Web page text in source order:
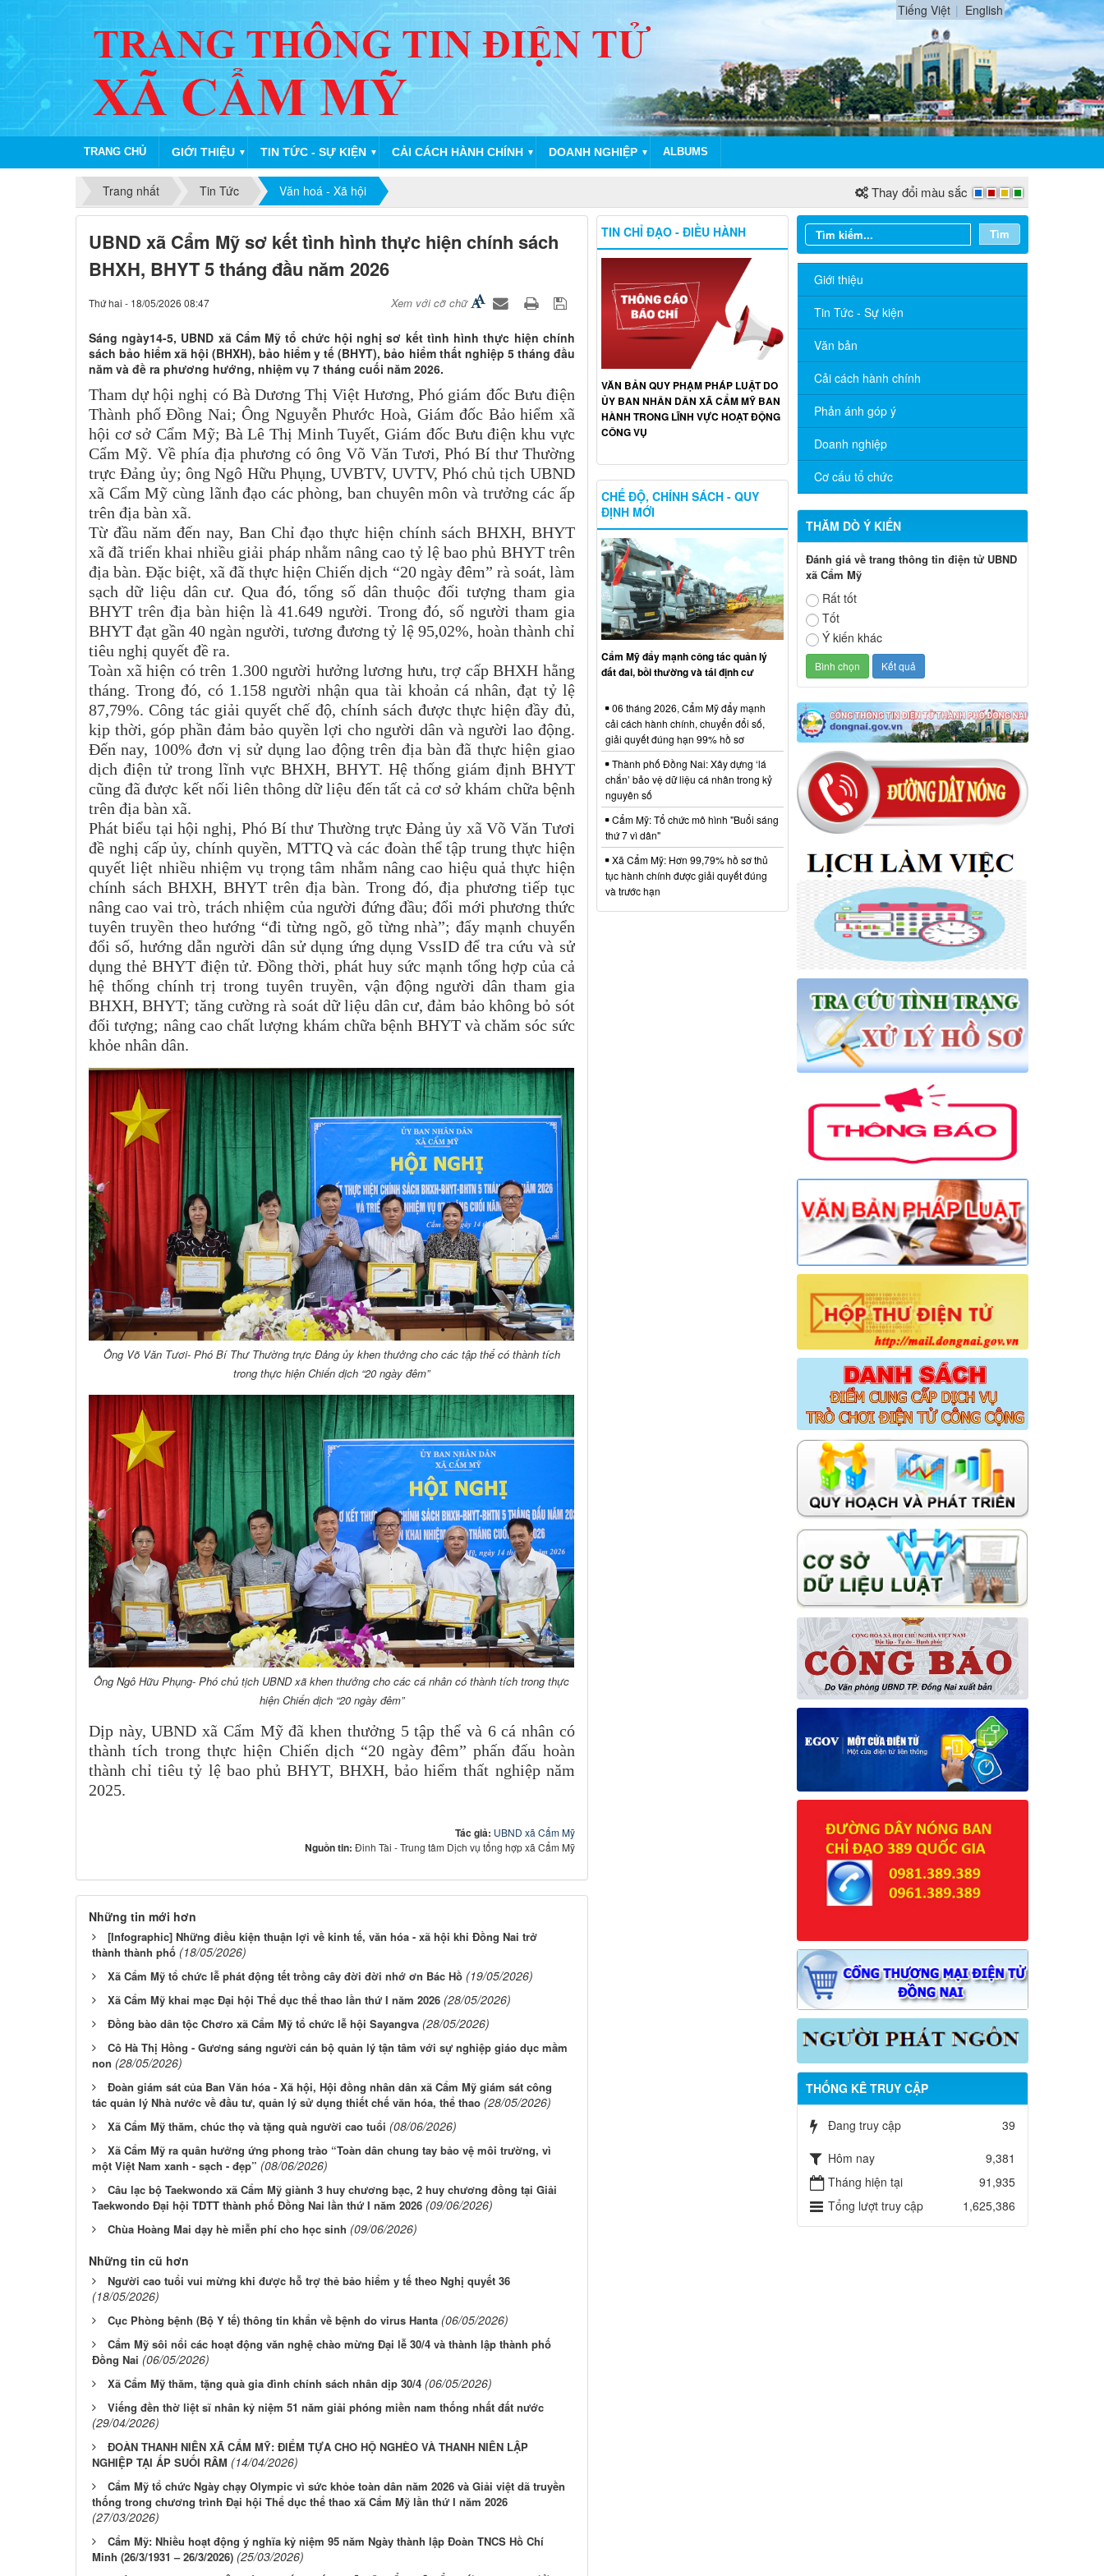
Tiếng Việt English
TRANG CHỦ GIỚI THIỆU ▼ TIN TỨC - SỰ KIỆN ▼ CẢI CÁCH HÀNH CHÍNH ▼ DOANH NGHIỆP ▼ ALBUMS
Trang nhất Tin Tức Văn hoá - Xã hội Thay đổi màu sắc
UBND xã Cẩm Mỹ sơ kết tình hình thực hiện chính sách
BHXH, BHYT 5 tháng đầu năm 2026
Thứ hai - 18/05/2026 08:47 Xem với cỡ chữ
Sáng ngày14-5, UBND xã Cẩm Mỹ tổ chức hội nghị sơ kết tình hình thực hiện chính
sách bảo hiểm xã hội (BHXH), bảo hiểm y tế (BHYT), bảo hiểm thất nghiệp 5 tháng đầu
năm và đề ra phương hướng, nhiệm vụ 7 tháng cuối năm 2026.
Tham dự hội nghị có Bà Dương Thị Việt Hương, Phó giám đốc Bưu điện
Thành phố Đồng Nai; Ông Nguyễn Phước Hoà, Giám đốc Bảo hiểm xã
hội cơ sở Cẩm Mỹ; Bà Lê Thị Minh Tuyết, Giám đốc Bưu điện khu vực
Cẩm Mỹ. Về phía địa phương có ông Võ Văn Tươi, Phó Bí thư Thường
trực Đảng ủy; ông Ngô Hữu Phụng, UVBTV, UVTV, Phó chủ tịch UBND
xã Cẩm Mỹ cùng lãnh đạo các phòng, ban chuyên môn và trưởng các ấp
trên địa bàn xã.
Từ đầu năm đến nay, Ban Chỉ đạo thực hiện chính sách BHXH, BHYT
xã đã triển khai nhiều giải pháp nhằm nâng cao tỷ lệ bao phủ BHYT trên
địa bàn. Đặc biệt, xã đã thực hiện Chiến dịch “20 ngày đêm” rà soát, làm
sạch dữ liệu dân cư. Qua đó, tổng số dân thuộc đối tượng tham gia
BHYT trên địa bàn hiện là 41.649 người. Trong đó, số người tham gia
BHYT đạt gần 40 ngàn người, tương đương tỷ lệ 95,02%, hoàn thành chỉ
tiêu nghị quyết đề ra.
Toàn xã hiện có trên 1.300 người hưởng lương hưu, trợ cấp BHXH hằng
tháng. Trong đó, có 1.158 người nhận qua tài khoản cá nhân, đạt tỷ lệ
87,79%. Công tác giải quyết chế độ, chính sách được thực hiện đầy đủ,
kịp thời, góp phần đảm bảo quyền lợi cho người dân và người lao động.
Đến nay, 100% đơn vị sử dụng lao động trên địa bàn đã thực hiện giao
dịch điện tử trong lĩnh vực BHXH, BHYT. Hệ thống giám định BHYT
cũng đã được kết nối liên thông dữ liệu đến tất cả cơ sở khám chữa bệnh
trên địa bàn xã.
Phát biểu tại hội nghị, Phó Bí thư Thường trực Đảng ủy xã Võ Văn Tươi
đề nghị cấp ủy, chính quyền, MTTQ và các đoàn thể tập trung thực hiện
quyết liệt nhiều nhiệm vụ trọng tâm nhằm nâng cao hiệu quả thực hiện
chính sách BHXH, BHYT trên địa bàn. Trong đó, địa phương tiếp tục
nâng cao vai trò, trách nhiệm của người đứng đầu; đổi mới phương thức
tuyên truyền theo hướng “đi từng ngõ, gõ từng nhà”; đẩy mạnh chuyển
đổi số, hướng dẫn người dân sử dụng ứng dụng VssID để tra cứu và sử
dụng thẻ BHYT điện tử. Đồng thời, phát huy sức mạnh tổng hợp của cả
hệ thống chính trị trong tuyên truyền, vận động người dân tham gia
BHXH, BHYT; tăng cường rà soát dữ liệu dân cư, đảm bảo không bỏ sót
đối tượng; nâng cao chất lượng khám chữa bệnh BHYT và chăm sóc sức
khỏe nhân dân.
Ông Võ Văn Tươi- Phó Bí Thư Thường trực Đảng ủy khen thưởng cho các tập thể có thành tích
trong thực hiện Chiến dịch “20 ngày đêm”
Ông Ngô Hữu Phụng- Phó chủ tịch UBND xã khen thưởng cho các cá nhân có thành tích trong thực
hiện Chiến dịch “20 ngày đêm”
Dịp này, UBND xã Cẩm Mỹ đã khen thưởng 5 tập thể và 6 cá nhân có
thành tích trong thực hiện Chiến dịch “20 ngày đêm” phấn đấu hoàn
thành chỉ tiêu tỷ lệ bao phủ BHYT, BHXH, bảo hiểm thất nghiệp năm
2025.
Tác giả: UBND xã Cẩm Mỹ
Nguồn tin: Đinh Tài - Trung tâm Dịch vụ tổng hợp xã Cẩm Mỹ
Những tin mới hơn
[Infographic] Những điều kiện thuận lợi về kinh tế, văn hóa - xã hội khi Đồng Nai trở
thành thành phố (18/05/2026)
Xã Cẩm Mỹ tổ chức lễ phát động tết trồng cây đời đời nhớ ơn Bác Hồ (19/05/2026)
Xã Cẩm Mỹ khai mạc Đại hội Thể dục thể thao lần thứ I năm 2026 (28/05/2026)
Đồng bào dân tộc Chơro xã Cẩm Mỹ tổ chức lễ hội Sayangva (28/05/2026)
Cô Hà Thị Hồng - Gương sáng người cán bộ quản lý tận tâm với sự nghiệp giáo dục mầm
non (28/05/2026)
Đoàn giám sát của Ban Văn hóa - Xã hội, Hội đồng nhân dân xã Cẩm Mỹ giám sát công
tác quản lý Nhà nước về đầu tư, quản lý sử dụng thiết chế văn hóa, thể thao (28/05/2026)
Xã Cẩm Mỹ thăm, chúc thọ và tặng quà người cao tuổi (08/06/2026)
Xã Cẩm Mỹ ra quân hưởng ứng phong trào “Toàn dân chung tay bảo vệ môi trường, vì
một Việt Nam xanh - sạch - đẹp” (08/06/2026)
Câu lạc bộ Taekwondo xã Cẩm Mỹ giành 3 huy chương bạc, 2 huy chương đồng tại Giải
Taekwondo Đại hội TDTT thành phố Đồng Nai lần thứ I năm 2026 (09/06/2026)
Chùa Hoàng Mai dạy hè miễn phí cho học sinh (09/06/2026)
Những tin cũ hơn
Người cao tuổi vui mừng khi được hỗ trợ thẻ bảo hiểm y tế theo Nghị quyết 36
(18/05/2026)
Cục Phòng bệnh (Bộ Y tế) thông tin khẩn về bệnh do virus Hanta (06/05/2026)
Cẩm Mỹ sôi nổi các hoạt động văn nghệ chào mừng Đại lễ 30/4 và thành lập thành phố
Đồng Nai (06/05/2026)
Xã Cẩm Mỹ thăm, tặng quà gia đình chính sách nhân dịp 30/4 (06/05/2026)
Viếng đền thờ liệt sĩ nhân kỷ niệm 51 năm giải phóng miền nam thống nhất đất nước
(29/04/2026)
ĐOÀN THANH NIÊN XÃ CẨM MỸ: ĐIỂM TỰA CHO HỘ NGHÈO VÀ THANH NIÊN LẬP
NGHIỆP TẠI ẤP SUỐI RÂM (14/04/2026)
Cẩm Mỹ tổ chức Ngày chạy Olympic vì sức khỏe toàn dân năm 2026 và Giải việt dã truyền
thống trong chương trình Đại hội Thể dục thể thao xã Cẩm Mỹ lần thứ I năm 2026
(27/03/2026)
Cẩm Mỹ: Nhiều hoạt động ý nghĩa kỷ niệm 95 năm Ngày thành lập Đoàn TNCS Hồ Chí
Minh (26/3/1931 – 26/3/2026) (25/03/2026)
Tìm
Giới thiệu
Tin Tức - Sự kiện
Văn bản
Cải cách hành chính
Phản ánh góp ý
Doanh nghiệp
Cơ cấu tổ chức
THĂM DÒ Ý KIẾN
Đánh giá về trang thông tin điện tử UBND
xã Cẩm Mỹ
Rất tốt
Tốt
Ý kiến khác
THỐNG KÊ TRUY CẬP
Đang truy cập
39
Hôm nay
9,381
Tháng hiện tại
91,935
Tổng lượt truy cập
1,625,386
TIN CHỈ ĐẠO - ĐIỀU HÀNH
VĂN BẢN QUY PHẠM PHÁP LUẬT DO
ỦY BAN NHÂN DÂN XÃ CẨM MỸ BAN
HÀNH TRONG LĨNH VỰC HOẠT ĐỘNG
CÔNG VỤ
CHẾ ĐỘ, CHÍNH SÁCH - QUY
ĐỊNH MỚI
Cẩm Mỹ đẩy mạnh công tác quản lý
đất đai, bồi thường và tái định cư
06 tháng 2026, Cẩm Mỹ đẩy mạnh
cải cách hành chính, chuyển đổi số,
giải quyết đúng hạn 99% hồ sơ
Thành phố Đồng Nai: Xây dựng ‘lá
chắn’ bảo vệ dữ liệu cá nhân trong kỷ
nguyên số
Cẩm Mỹ: Tổ chức mô hình "Buổi sáng
thứ 7 vì dân"
Xã Cẩm Mỹ: Hơn 99,79% hồ sơ thủ
tục hành chính được giải quyết đúng
và trước hạn